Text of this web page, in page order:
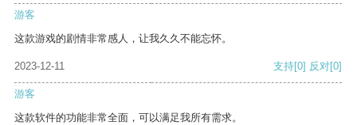
游客
这款游戏的剧情非常感人，让我久久不能忘怀。
2023-12-11 支持[0] 反对[0]
游客
这款软件的功能非常全面，可以满足我所有需求。